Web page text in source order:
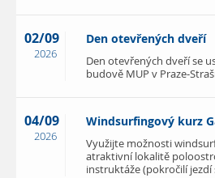
02/09
2026
Den otevřených dveří
Den otevřených dveří se
budově MUP v Praze-
04/09
2026
Windsurfingový kurz
Využijte možnosti
atraktivní lokalitě
instruktáže (pokročilí jezdí